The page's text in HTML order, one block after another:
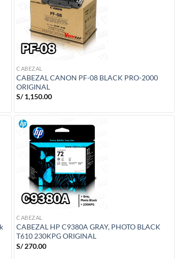
CABEZAL
CABEZAL CANON PF-08 BLACK PRO-2000
ORIGINAL
S/1,150.00
CABEZAL
CABEZAL HP C9380A GRAY, PHOTO BLACK
T610 230KPG ORIGINAL
S/270.00